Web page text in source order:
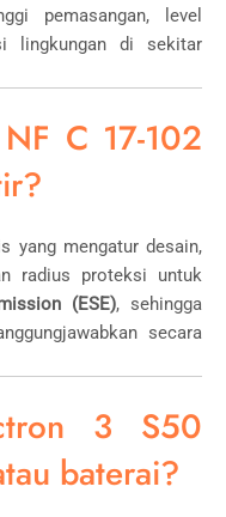
pemasangan, level
lingkungan di sekitar
C 17-102
yang mengatur desain,
radius proteksi untuk
(ESE), sehingga
secara
3 S50
baterai?